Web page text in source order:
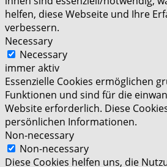
helfen, diese Webseite und Ihre
verbessern.
Necessary
Necessary
immer aktiv
Essenzielle Cookies ermöglichen
Funktionen und sind für die
Website erforderlich. Diese
persönlichen Informationen.
Non-necessary
Non-necessary
Diese Cookies helfen uns, die